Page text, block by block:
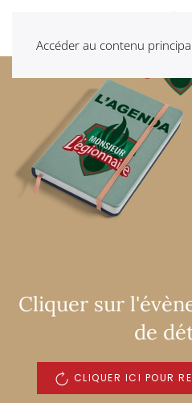
Accéder au contenu principal
Cliquer sur
de
CLIQUER ICI POUR